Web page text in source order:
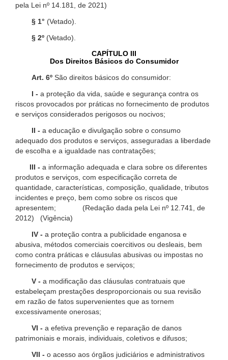
pela Lei nº 14.181, de 2021)
§ 1° (Vetado).
§ 2º (Vetado).
CAPÍTULO III
Dos Direitos Básicos do Consumidor
Art. 6º São direitos básicos do consumidor:
I - a proteção da vida, saúde e segurança contra os
riscos provocados por práticas no fornecimento de produtos
e serviços considerados perigosos ou nocivos;
II - a educação e divulgação sobre o consumo
adequado dos produtos e serviços, asseguradas a liberdade
de escolha e a igualdade nas contratações;
III - a informação adequada e clara sobre os diferentes
produtos e serviços, com especificação correta de
quantidade, características, composição, qualidade, tributos
incidentes e preço, bem como sobre os riscos que
apresentem; (Redação dada pela Lei nº 12.741, de
2012) (Vigência)
IV - a proteção contra a publicidade enganosa e
abusiva, métodos comerciais coercitivos ou desleais, bem
como contra práticas e cláusulas abusivas ou impostas no
fornecimento de produtos e serviços;
V - a modificação das cláusulas contratuais que
estabeleçam prestações desproporcionais ou sua revisão
em razão de fatos supervenientes que as tornem
excessivamente onerosas;
VI - a efetiva prevenção e reparação de danos
patrimoniais e morais, individuais, coletivos e difusos;
VII - o acesso aos órgãos judiciários e administrativos